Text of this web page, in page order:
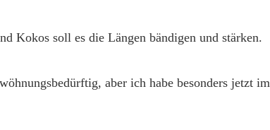
Kokos soll es die Längen bändigen und stärken.
aber ich habe besonders jetzt im